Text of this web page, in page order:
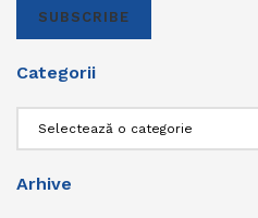
SUBSCRIBE
Categorii
Arhive